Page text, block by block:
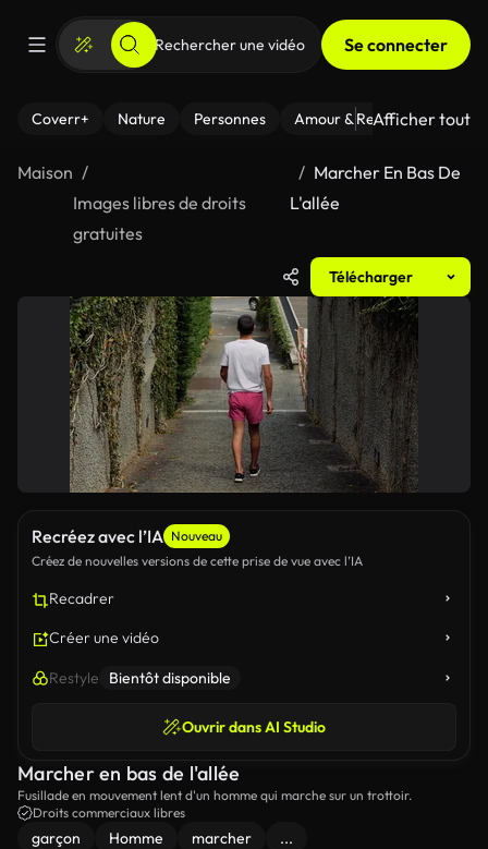
Se connecter
Coverr+ Nature Personnes Amour & Relations Le
Afficher tout
Maison
Images libres de droits
gratuites
Marcher En Bas De
L'allée
Télécharger
Recréez avec l’IA Nouveau
Créez de nouvelles versions de cette prise de vue avec l’IA
Recadrer
Créer une vidéo
Restyle Bientôt disponible
Ouvrir dans AI Studio
Marcher en bas de l'allée
Fusillade en mouvement lent d'un homme qui marche sur un trottoir.
Droits commerciaux libres
garçon Homme marcher ...